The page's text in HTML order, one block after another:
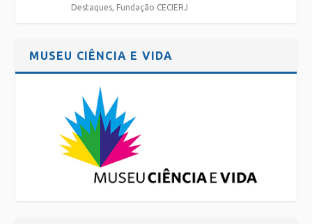
Destaques, Fundação CECIERJ
MUSEU CIÊNCIA E VIDA